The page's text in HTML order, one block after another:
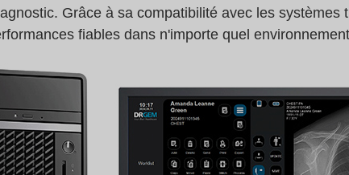
Grâce à sa compatibilité avec les
fiables dans n'importe quel